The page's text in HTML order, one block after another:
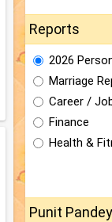
Reports
2026
Marriage
Career /
Finance
Health &
Punit Pandey